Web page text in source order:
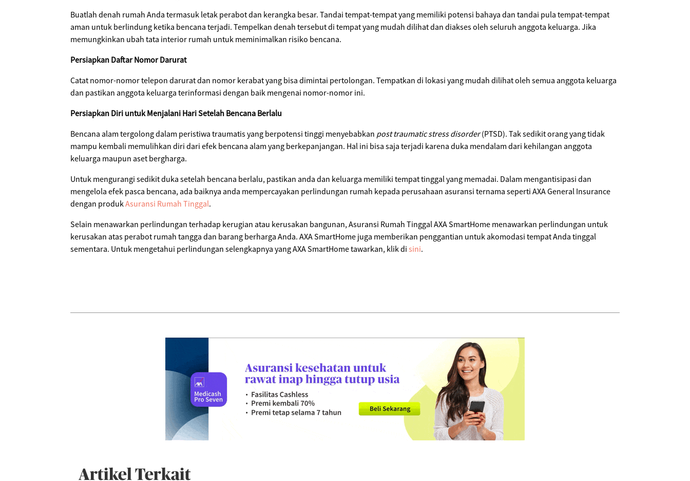
Buatlah denah rumah Anda termasuk letak perabot dan kerangka besar. Tandai tempat-tempat yang memiliki potensi bahaya dan tandai pula tempat-tempat
aman untuk berlindung ketika bencana terjadi. Tempelkan denah tersebut di tempat yang mudah dilihat dan diakses oleh seluruh anggota keluarga. Jika
memungkinkan ubah tata interior rumah untuk meminimalkan risiko bencana.
Persiapkan Daftar Nomor Darurat
Catat nomor-nomor telepon darurat dan nomor kerabat yang bisa dimintai pertolongan. Tempatkan di lokasi yang mudah dilihat oleh semua anggota keluarga
dan pastikan anggota keluarga terinformasi dengan baik mengenai nomor-nomor ini.
Persiapkan Diri untuk Menjalani Hari Setelah Bencana Berlalu
Bencana alam tergolong dalam peristiwa traumatis yang berpotensi tinggi menyebabkan post traumatic stress disorder(PTSD). Tak sedikit orang yang tidak
mampu kembali memulihkan diri dari efek bencana alam yang berkepanjangan. Hal ini bisa saja terjadi karena duka mendalam dari kehilangan anggota
keluarga maupun aset bergharga.
Untuk mengurangi sedikit duka setelah bencana berlalu, pastikan anda dan keluarga memiliki tempat tinggal yang memadai. Dalam mengantisipasi dan
mengelola efek pasca bencana, ada baiknya anda mempercayakan perlindungan rumah kepada perusahaan asuransi ternama seperti AXA General Insurance
dengan produkAsuransi Rumah Tinggal.
Selain menawarkan perlindungan terhadap kerugian atau kerusakan bangunan, Asuransi Rumah Tinggal AXA SmartHome menawarkan perlindungan untuk
kerusakan atas perabot rumah tangga dan barang berharga Anda. AXA SmartHome juga memberikan penggantian untuk akomodasi tempat Anda tinggal
sementara. Untuk mengetahui perlindungan selengkapnya yang AXA SmartHome tawarkan, klik di sini.
Artikel Terkait